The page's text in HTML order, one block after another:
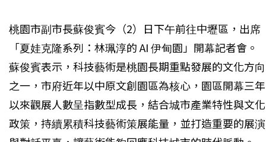
桃園市副市長蘇俊賓今（2）日下午前往中壢區，出席
「夏娃克隆系列：林珮淳的 AI 伊甸園」開幕記者會。
蘇俊賓表示，科技藝術是桃園長期重點發展的文化方向
之一，市府近年以中原文創園區為核心，園區開幕三年
以來觀展人數呈指數型成長，結合城市產業特性與文化
政策，持續累積科技藝術策展能量，並打造重要的展演